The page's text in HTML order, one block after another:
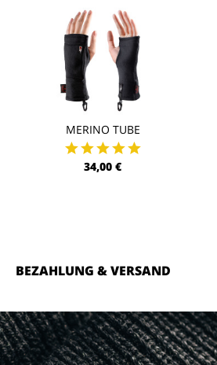
MERINO TUBE
34,00 €
BEZAHLUNG & VERSAND